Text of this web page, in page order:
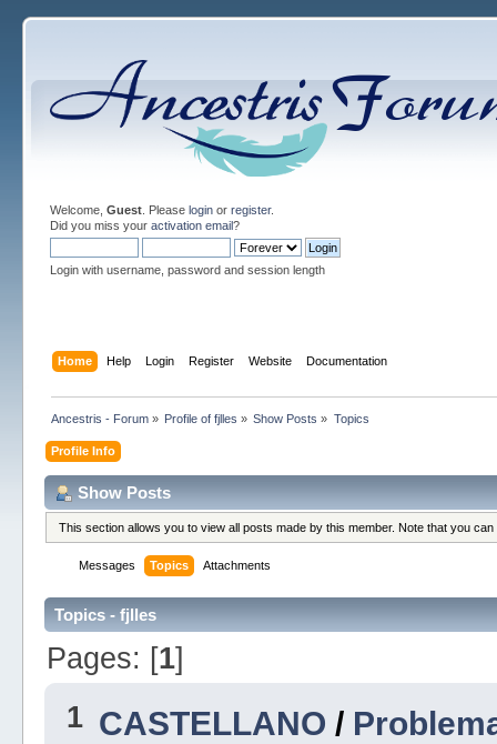
Welcome, Guest. Please loginor register.
Did you miss your activation email?
Login with username, password and session length
Home Help Login Register Website Documentation
Ancestris - Forum» Profile of fjlles » Show Posts » Topics
Profile Info
Show Posts
This section allows you to view all posts made by this member. Note that you
Messages Topics Attachments
Topics - fjlles
Pages: [1]
1 CASTELLANO /